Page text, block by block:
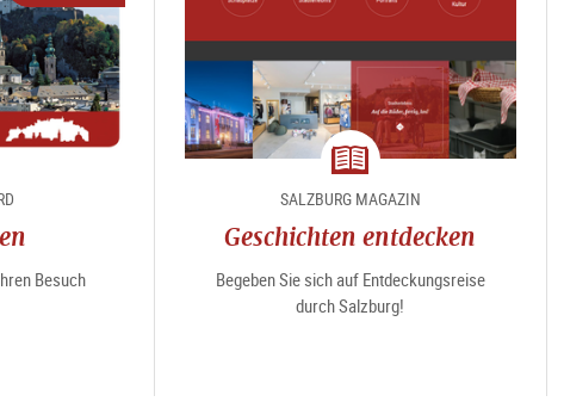
Besuch
Magazin
SALZBURG MAGAZIN
Geschichten entdecken
Begeben Sie sich auf Entdeckungsreise
durch Salzburg!